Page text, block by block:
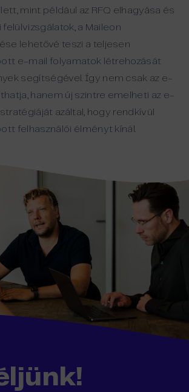
mint például az RFQ elhagyása és
felülvizsgálatok, a Maileon
lehetővé teszi a teljesen
e-mail folyamatok létrehozását
segítségével. Így nem csak az e-
hanem új szintre emelheti az e-
azáltal, hogy rendkívül
felhasználói élményt kínál.